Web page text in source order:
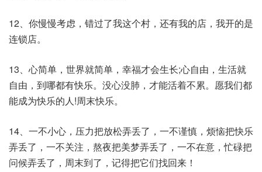
12、你慢慢考虑，错过了我这个村，还有我的店，我开的是
连锁店。
13、心简单，世界就简单，幸福才会生长;心自由，生活就
自由，到哪都有快乐。没心没肺，才能活着不累。愿我们都
能成为快乐的人!周末快乐。
14、一不小心，压力把放松弄丢了，一不谨慎，烦恼把快乐
弄丢了，一不关注，熬夜把美梦弄丢了，一不在意，忙碌把
问候弄丢了，周末到了，记得把它们找回来！